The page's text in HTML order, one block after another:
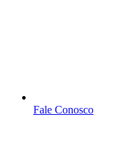
Fale Conosco